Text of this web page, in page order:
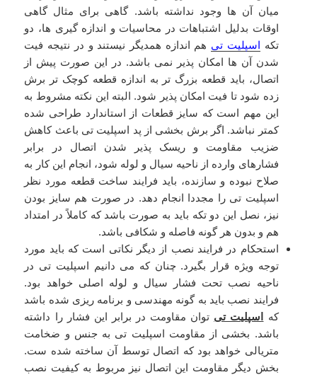
میان آن ها وجود نداشته باشد. گاهی برای مثال گاهی
اوقات بدلیل اشتباهات در محاسیات و اندازه گیری ها، دو
تکه اسپلیت تی هم اندازه همدیگر نیستند و در نتیجه فیت
شدن آن ها امکان پذیر نمی باشد. در این صورت پیش از
اتصال، باید قطعه بزرگ تر به اندازه قطعه کوچک تر برش
زده شود تا فیت امکان پذیر شود. البته این نکته مشروط به
این مهم است که سایز قطعات از استاندارد طراحی شده
کمتر نباشد. اگر برش بخشی از پد اسپلیت تی باعث کاهش
ضزیب مقاومت و ریسک پذیر شدن اتصال در برابر
فشارهای وارده از ناحیه سیال و لوله شود، انجام این کار به
صلاح نبوده و سازنده، باید فرایند ساخت قطعه مورد نظر
اسپلیت تی را مجددا انجام دهد. در صورت هم سایز بودن
نیز، نصل این دو تکه باید به صورت باشد که کاملاً در امتداد
هم و بدون هر گونه فاصله و شکافی باشد.
استحکام در فرایند نصب از دیگر نکاتی است که باید مورد
توجه ویژه قرار بگیرد. چنان که می دانیم اسپلیت تی در
ناحیه نصب تحت فشار سیال و لوله اصلی خواهد بود.
فرایند نصب باید به گونه مهندسی و برنامه ریزی شده باشد
که
اسپلیت تی توان مقاومت در برابر این فشار را داشته
باشد. بخشی از مقاومت اسپلیت تی به جنس و ضخامت
متریالی خواهد بود که اتصال توسط آن ساخته شده ست.
بخش دیگر مقاومت این اتصال نیز مربوط به کیفیت نصب